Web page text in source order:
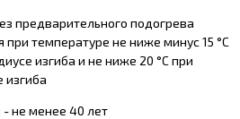
предварительного подогрева
температуре не ниже минус 15 °С
изгиба и не ниже 20 °С при
изгиба
не менее 40 лет